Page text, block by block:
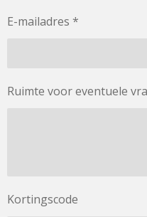
E-mailadres *
Ruimte voor eventuele
Kortingscode